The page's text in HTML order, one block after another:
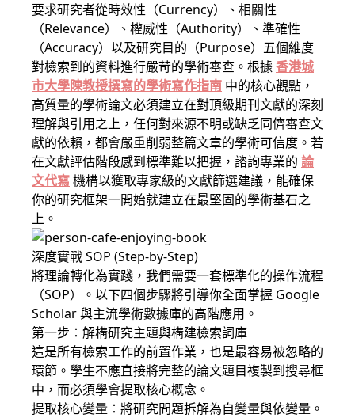
要求研究者從時效性（Currency）、相關性
（Relevance）、權威性（Authority）、準確性
（Accuracy）以及研究目的（Purpose）五個維度
對檢索到的資料進行嚴苛的學術審查。根據香港城
市大學陳教授撰寫的學術寫作指南 中的核心觀點，
高質量的學術論文必須建立在對頂級期刊文獻的深刻
理解與引用之上，任何對來源不明或缺乏同儕審查文
獻的依賴，都會嚴重削弱整篇文章的學術可信度。若
在文獻評估階段感到標準難以把握，諮詢專業的 論
文代寫機構以獲取專家級的文獻篩選建議，能確保
你的研究框架一開始就建立在最堅固的學術基石之
上。
深度實戰 SOP (Step-by-Step)
將理論轉化為實踐，我們需要一套標準化的操作流程
（SOP）。以下四個步驟將引導你全面掌握 Google
Scholar 與主流學術數據庫的高階應用。
第一步：解構研究主題與構建檢索詞庫
這是所有檢索工作的前置作業，也是最容易被忽略的
環節。學生不應直接將完整的論文題目複製到搜尋框
中，而必須學會提取核心概念。
提取核心變量：將研究問題拆解為自變量與依變量。